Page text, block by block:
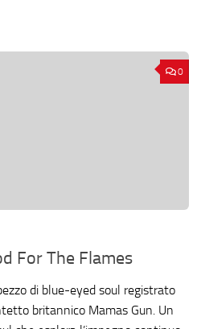
0
For The Flames
di blue-eyed soul registrato
britannico Mamas Gun. Un